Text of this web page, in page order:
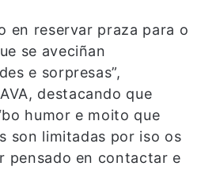
en reservar praza para o
se aveciñan
e sorpresas”,
destacando que
humor e moito que
son limitadas por iso os
pensado en contactar e